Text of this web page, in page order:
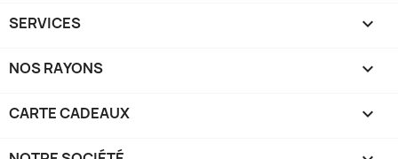
SERVICES 
NOS RAYONS 
CARTE CADEAUX 